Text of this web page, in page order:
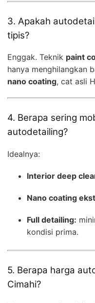
3. Apakah
tipis?
Enggak. Teknik paint
hanya menghilangkan
nano coating, cat asli
4. Berapa sering
autodetailing?
Idealnya:
Interior deep
Nano coating
Full detailing:
kondisi prima.
5. Berapa harga
Cimahi?